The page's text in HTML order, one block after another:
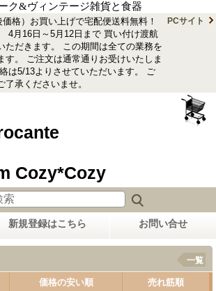
ク&ヴィンテージ雑貨と食器
格）お買い上げで宅配便送料無料！
4月16日～5月12日まで 買い付け渡航
ただきます。 この期間は全ての業務を
す。 ご注文は通常通りお受けいたしま
は5/13よりさせていただいます。 ご
承くださいませ。
PCサイト
Cozy*Cozy
新規登録はこちら お問い合せ
一覧
価格の安い順 売れ筋順